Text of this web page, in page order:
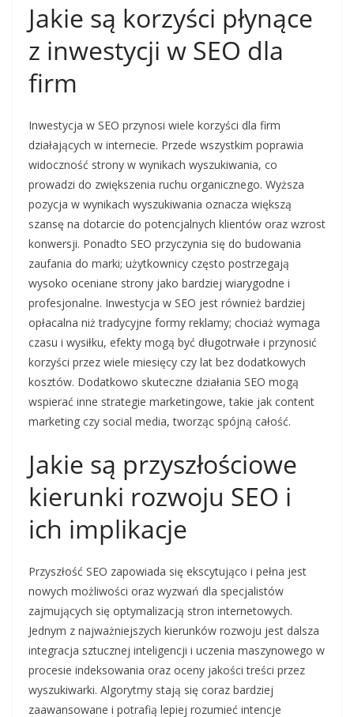
Jakie są korzyści płynące
z inwestycji w SEO dla
firm
Inwestycja w SEO przynosi wiele korzyści dla firm
działających w internecie. Przede wszystkim poprawia
widoczność strony w wynikach wyszukiwania, co
prowadzi do zwiększenia ruchu organicznego. Wyższa
pozycja w wynikach wyszukiwania oznacza większą
szansę na dotarcie do potencjalnych klientów oraz wzrost
konwersji. Ponadto SEO przyczynia się do budowania
zaufania do marki; użytkownicy często postrzegają
wysoko oceniane strony jako bardziej wiarygodne i
profesjonalne. Inwestycja w SEO jest również bardziej
opłacalna niż tradycyjne formy reklamy; chociaż wymaga
czasu i wysiłku, efekty mogą być długotrwałe i przynosić
korzyści przez wiele miesięcy czy lat bez dodatkowych
kosztów. Dodatkowo skuteczne działania SEO mogą
wspierać inne strategie marketingowe, takie jak content
marketing czy social media, tworząc spójną całość.
Jakie są przyszłościowe
kierunki rozwoju SEO i
ich implikacje
Przyszłość SEO zapowiada się ekscytująco i pełna jest
nowych możliwości oraz wyzwań dla specjalistów
zajmujących się optymalizacją stron internetowych.
Jednym z najważniejszych kierunków rozwoju jest dalsza
integracja sztucznej inteligencji i uczenia maszynowego w
procesie indeksowania oraz oceny jakości treści przez
wyszukiwarki. Algorytmy stają się coraz bardziej
zaawansowane i potrafią lepiej rozumieć intencje